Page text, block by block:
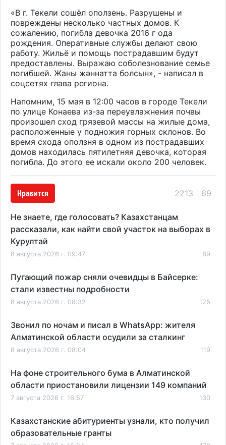
«В г. Текели сошёл оползень. Разрушены и
повреждены несколько частных домов. К
сожалению, погибла девочка 2016 г ода
рождения. Оперативные службы делают свою
работу. Жильё и помощь пострадавшим будут
предоставлены. Выражаю соболезнование семье
погибшей. Жаны жәннатта болсын», - написал в
соцсетях глава региона.
Напомним, 15 мая в 12:00 часов в городе Текели
по улице Конаева из-за переувлажнения почвы
произошел сход грязевой массы на жилые дома,
расположенные у подножия горных склонов. Во
время схода оползня в одном из пострадавших
домов находилась пятилетняя девочка, которая
погибла. До этого ее искали около 200 человек.
Нравится 2213 69
Не знаете, где голосовать? Казахстанцам
рассказали, как найти свой участок на выборах в
Курултай
8 августа 2026 г. 09:47 89
Пугающий пожар сняли очевидцы в Байсерке:
стали известны подробности
8 августа 2026 г. 08:32 125
Звонил по ночам и писал в WhatsApp: жителя
Алматинской области осудили за сталкинг
8 августа 2026 г. 08:04 119
На фоне строительного бума в Алматинской
области приостановили лицензии 149 компаний
7 августа 2026 г. 16:57 130
Казахстанские абитуриенты узнали, кто получил
образовательные гранты